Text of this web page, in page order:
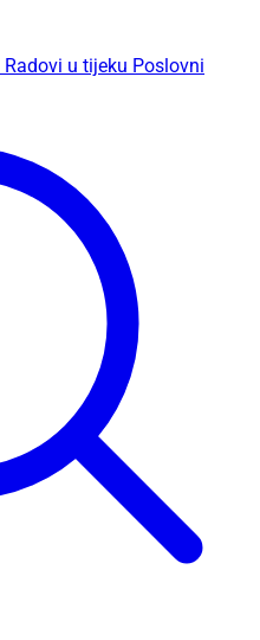
Radovi u tijeku Poslovni